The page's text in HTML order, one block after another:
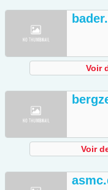
Voir
Voir